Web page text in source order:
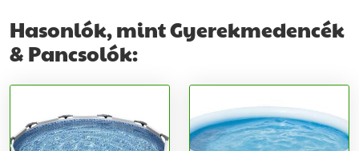
Hasonlók, mint Gyerekmedencék
& Pancsolók: